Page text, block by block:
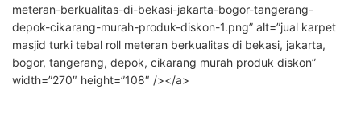
meteran-berkualitas-di-bekasi-jakarta-bogor-tangerang-
depok-cikarang-murah-produk-diskon-1.png” alt=”jual karpet
masjid turki tebal roll meteran berkualitas di bekasi, jakarta,
bogor, tangerang, depok, cikarang murah produk diskon”
width=”270″ height=”108″ /></a>